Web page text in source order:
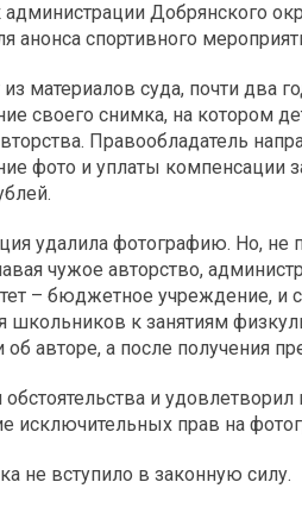
администрации Добрянского
анонса спортивного
материалов суда, почти два
своего снимка, на котором
Правообладатель
фото и уплаты компенсации
удалила фотографию. Но, не
чужое авторство,
– бюджетное учреждение, и
школьников к занятиям
авторе, а после получения
обстоятельства и
исключительных прав на
не вступило в законную силу.